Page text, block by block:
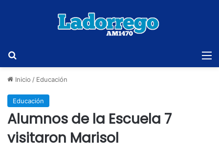
Inicio / Educación
Educación
Alumnos de la Escuela 7
visitaron Marisol